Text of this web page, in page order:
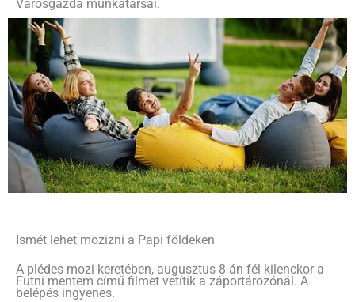
Városgazda munkatársai.
Ismét lehet mozizni a Papi földeken
A plédes mozi keretében, augusztus 8-án fél kilenckor a
Futni mentem című filmet vetítik a záportározónál. A
belépés ingyenes.